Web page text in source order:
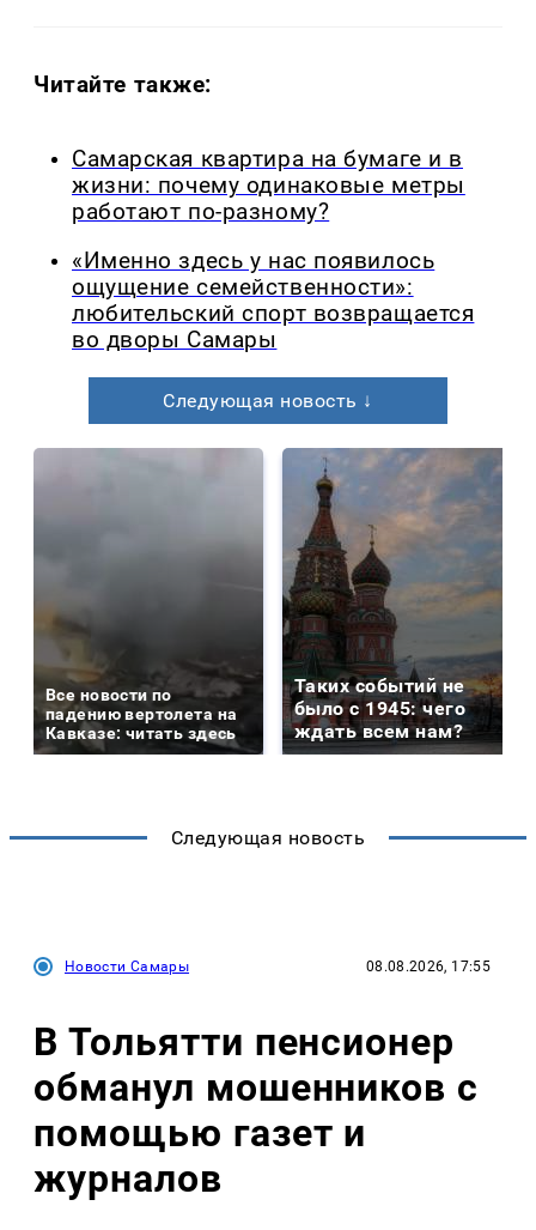
Читайте также:
Самарская квартира на бумаге и в
жизни: почему одинаковые метры
работают по-разному?
«Именно здесь у нас появилось
ощущение семейственности»:
любительский спорт возвращается
во дворы Самары
Следующая новость ↓
Все новости по
падению вертолета на
Кавказе: читать здесь
Таких событий не
было с 1945: чего
ждать всем нам?
Следующая новость
Новости Самары 08.08.2026, 17:55
В Тольятти пенсионер
обманул мошенников с
помощью газет и
журналов